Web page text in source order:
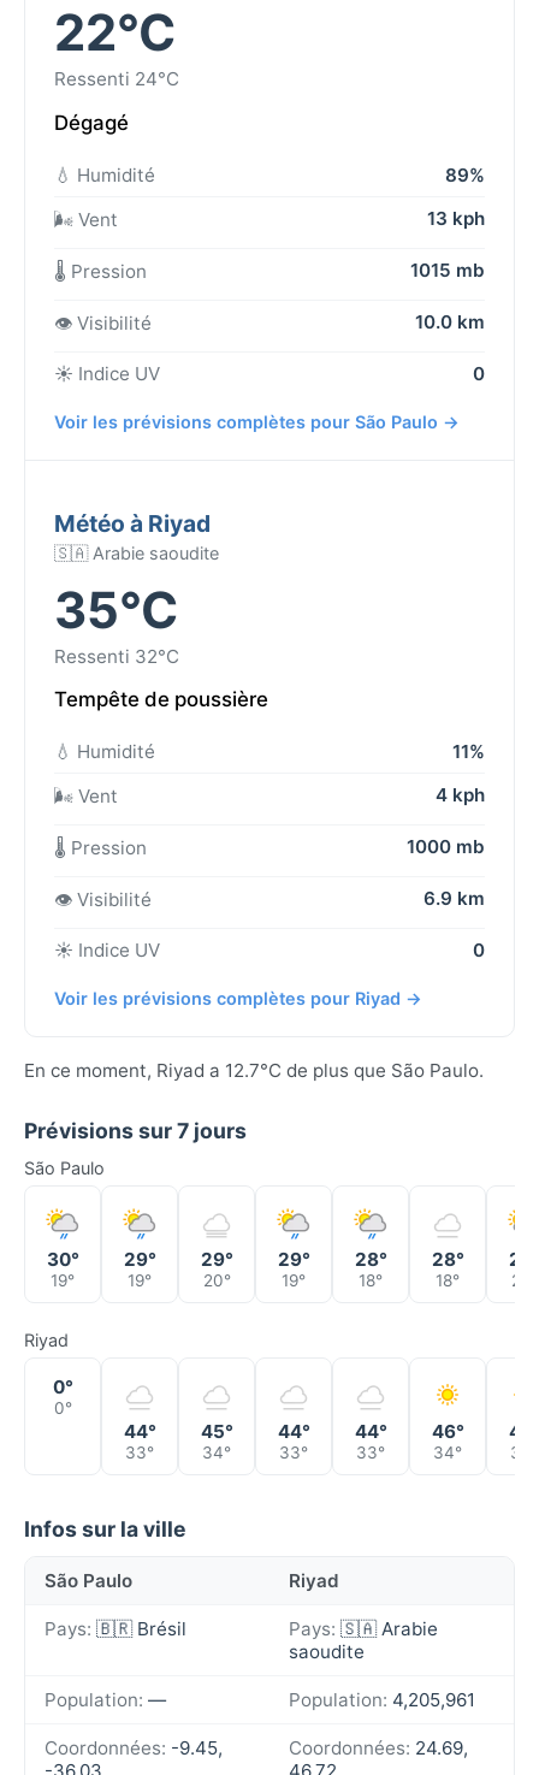
22°C
Ressenti 24°C
Dégagé
💧 Humidité
89%
🌬️ Vent
13 kph
🌡️ Pression 1015 mb
👁️ Visibilité 10.0 km
☀️ Indice UV 0
Voir les prévisions complètes pour São Paulo →
Météo à Riyad
🇸🇦 Arabie saoudite
35°C
Ressenti 32°C
Tempête de poussière
💧 Humidité
11%
🌬️ Vent
4 kph
🌡️ Pression 1000 mb
👁️ Visibilité 6.9 km
☀️ Indice UV 0
Voir les prévisions complètes pour Riyad →
En ce moment, Riyad a 12.7°C de plus que São Paulo.
Prévisions sur 7 jours
São Paulo
30°
19°
29°
19°
29°
20°
29°
19°
28°
18°
28°
18°
27°
20°
Riyad
0°
0°
44°
33°
45°
34°
44°
33°
44°
33°
46°
34° 34°
Infos sur la ville
São Paulo Riyad
Pays: 🇧🇷 Brésil Pays: 🇸🇦 Arabie
saoudite
Population: — Population: 4,205,961
Coordonnées: -9.45,
Coordonnées: 24.69,